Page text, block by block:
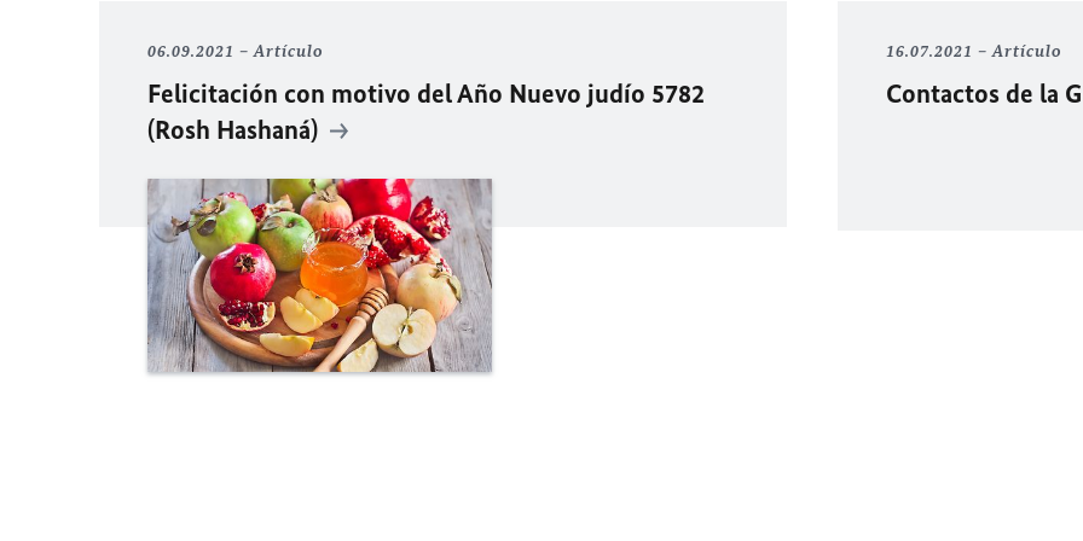
06.09.2021 Artículo
Felicitación con motivo del Año Nuevo judío 5782
(Rosh Hashaná)
16.07.2021 Artículo
Contactos de la